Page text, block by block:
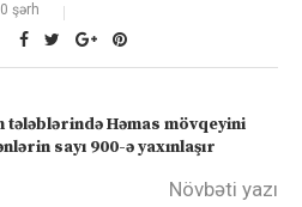
0 şərh
tələblərində Həmas mövqeyini
sayı 900-ə yaxınlaşır
Növbəti yazı